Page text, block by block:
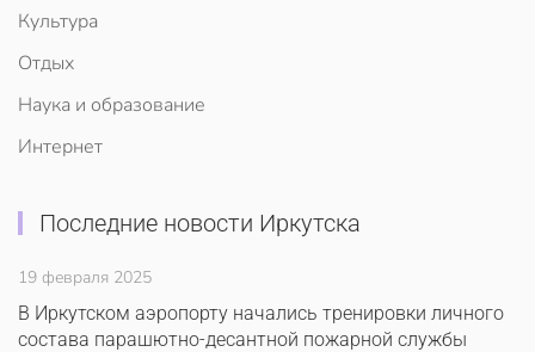
Культура
Отдых
Наука и образование
Интернет
Последние новости Иркутска
19 февраля 2025
В Иркутском аэропорту начались тренировки личного
состава парашютно-десантной пожарной службы